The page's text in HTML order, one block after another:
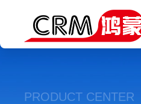
PRODUCT CENTER